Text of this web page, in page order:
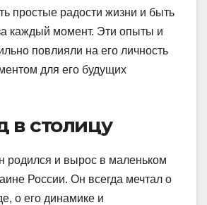
простые радости жизни и быть
каждый момент. Эти опыты и
повлияли на его личность
для его будущих
в столицу
родился и вырос в маленьком
России. Он всегда мечтал о
о его динамике и